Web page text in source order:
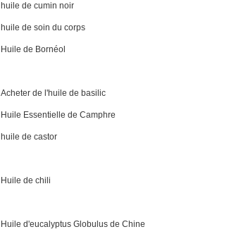
huile de cumin noir
huile de soin du corps
Huile de Bornéol
Acheter de l'huile de basilic
Huile Essentielle de Camphre
huile de castor
Huile de chili
Huile d'eucalyptus Globulus de Chine